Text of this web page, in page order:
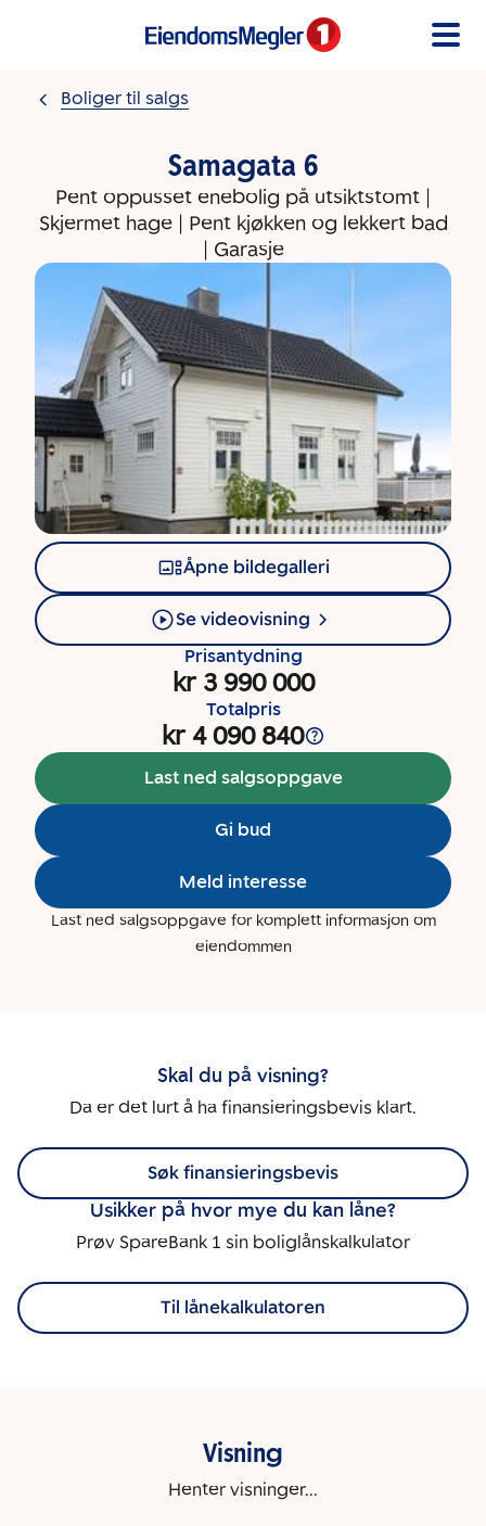
Boliger til salgs
Samagata 6
Pent oppusset enebolig på utsiktstomt |
Skjermet hage | Pent kjøkken og lekkert bad
| Garasje
Åpne bildegalleri
Se videovisning
Prisantydning
kr 3 990 000
Totalpris
kr 4 090 840
Last ned salgsoppgave
Gi bud
Meld interesse
Last ned salgsoppgave for komplett informasjon om
eiendommen
Skal du på visning?
Da er det lurt å ha finansieringsbevis klart.
Søk finansieringsbevis
Usikker på hvor mye du kan låne?
Prøv SpareBank 1 sin boliglånskalkulator
Til lånekalkulatoren
Visning
Henter visninger...